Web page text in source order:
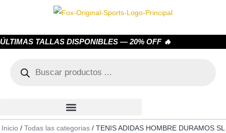
ÚLTIMAS TALLAS DISPONIBLES — 20% OFF 🔥
Inicio/ Todas las categorias/ TENIS ADIDAS HOMBRE DURAMOS SL